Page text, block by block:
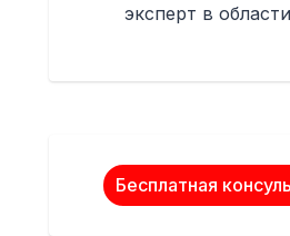
эксперт в
Бесплатная